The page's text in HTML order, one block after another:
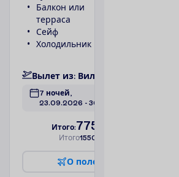
Балкон или
терраса
Сейф
Холодильник
Вылет из: Вил
7 ночей,
23.09.2026 - 30.09.2026
Итого:775.00
Итого1550.00
О поле